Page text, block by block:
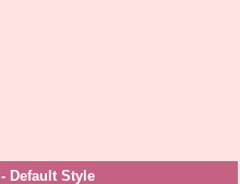
Default Style
-